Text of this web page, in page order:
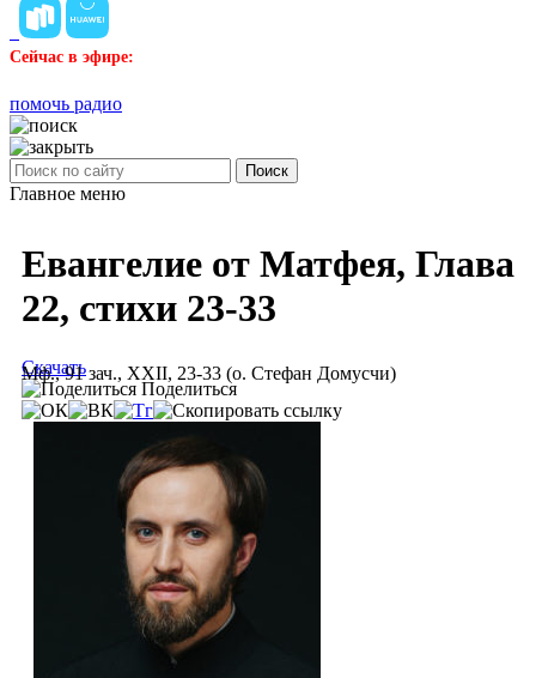
Сейчас в эфире:
помочь радио
Поиск
Главное меню
Евангелие от Матфея, Глава
22, стихи 23-33
Мф., 91 зач., XXII, 23-33 (о. Стефан Домусчи)
Скачать
Поделиться